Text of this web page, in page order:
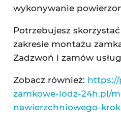
wykonywanie
Potrzebujesz
zakresie montażu
Zadzwoń i zamów
Zobacz również:
zamkowe-lodz-24h.pl/
nawierzchniowego-